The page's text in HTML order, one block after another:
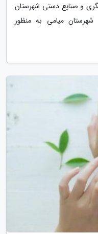
و صنایع دستی شهرستان
میامی به منظور